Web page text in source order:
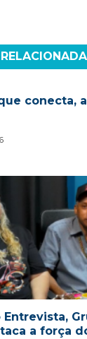
conecta,
Entrevista,
a força